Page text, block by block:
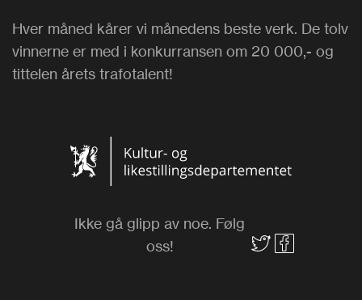
Hver måned kårer vi månedens beste verk. De tolv
vinnerne er med i konkurransen om 20 000,- og
tittelen årets trafotalent!
Ikke gå glipp av noe. Følg
oss!